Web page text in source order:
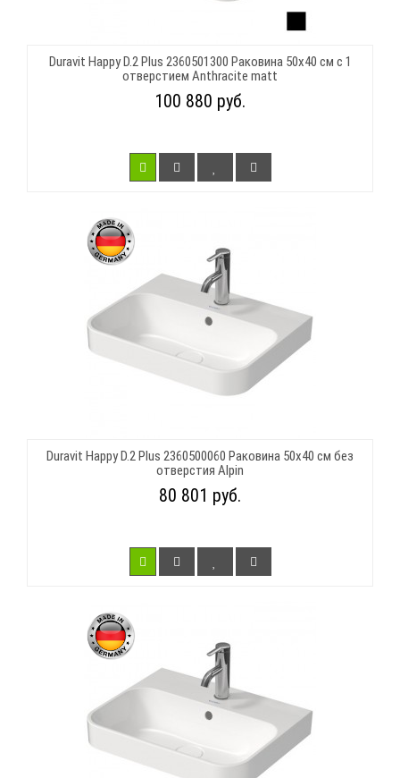
Duravit Happy D.2 Plus 2360501300 Раковина 50х40 см с 1
отверстием Anthracite matt
100 880 руб.
Duravit Happy D.2 Plus 2360500060 Раковина 50х40 см без
отверстия Alpin
80 801 руб.